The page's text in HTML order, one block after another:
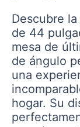
Descubre
de 44
mesa de
de ángulo
una
hogar. Su